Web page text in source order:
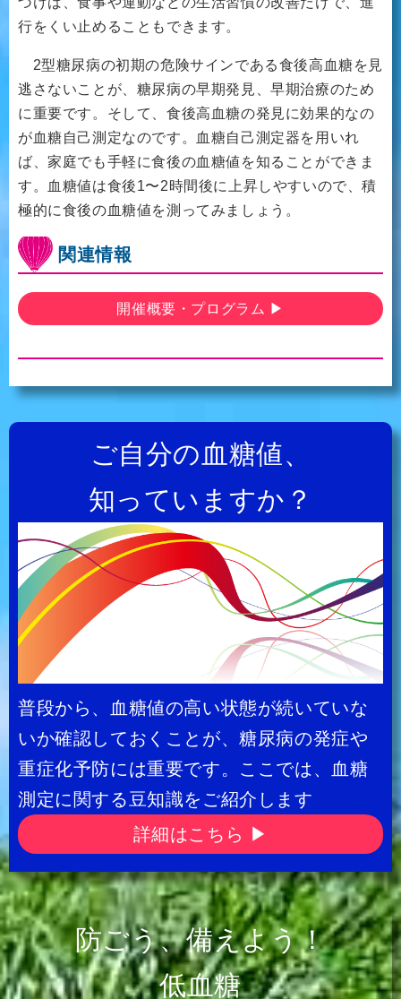
ご自分の血糖値、
知っていますか？
普段から、血糖値の高い状態が続いていな
いか確認しておくことが、糖尿病の発症や
重症化予防には重要です。ここでは、血糖
測定に関する豆知識をご紹介します
詳細はこちら ▶
防ごう、備えよう！
低血糖
行をくい止めることもできます。
2型糖尿病の初期の危険サインである食後高血糖を見
逃さないことが、糖尿病の早期発見、早期治療のため
に重要です。そして、食後高血糖の発見に効果的なの
が血糖自己測定なのです。血糖自己測定器を用いれ
ば、家庭でも手軽に食後の血糖値を知ることができま
す。血糖値は食後1〜2時間後に上昇しやすいので、積
極的に食後の血糖値を測ってみましょう。
関連情報
開催概要・プログラム ▶